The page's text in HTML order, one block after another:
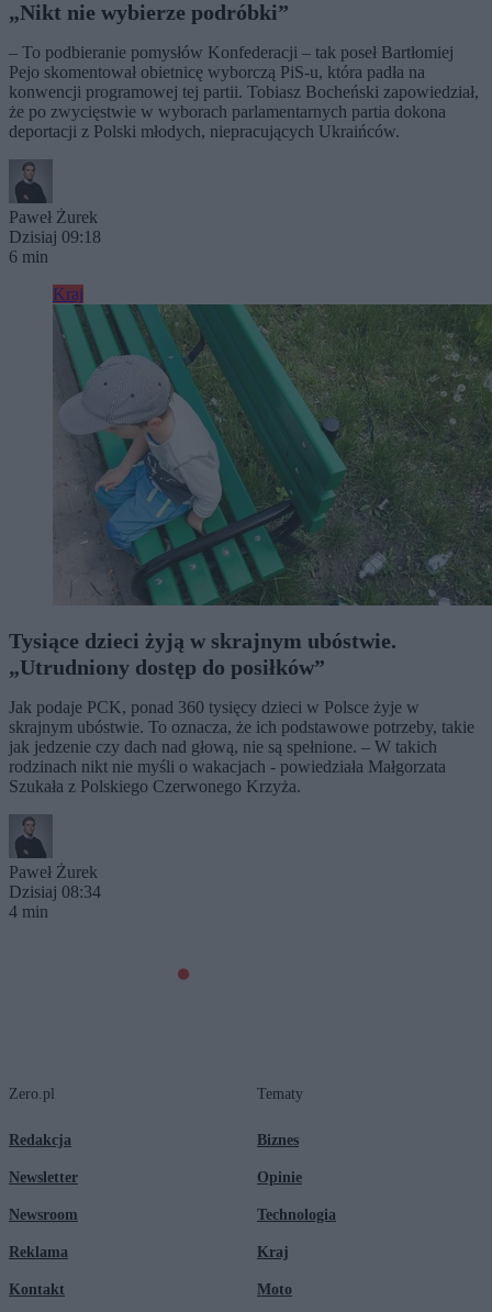
„Nikt nie wybierze podróbki”
– To podbieranie pomysłów Konfederacji – tak poseł Bartłomiej
Pejo skomentował obietnicę wyborczą PiS-u, która padła na
konwencji programowej tej partii. Tobiasz Bocheński zapowiedział,
że po zwycięstwie w wyborach parlamentarnych partia dokona
deportacji z Polski młodych, niepracujących Ukraińców.
Paweł Żurek
Dzisiaj 09:18
6 min
Kraj
Tysiące dzieci żyją w skrajnym ubóstwie.
„Utrudniony dostęp do posiłków”
Jak podaje PCK, ponad 360 tysięcy dzieci w Polsce żyje w
skrajnym ubóstwie. To oznacza, że ich podstawowe potrzeby, takie
jak jedzenie czy dach nad głową, nie są spełnione. – W takich
rodzinach nikt nie myśli o wakacjach - powiedziała Małgorzata
Szukała z Polskiego Czerwonego Krzyża.
Paweł Żurek
Dzisiaj 08:34
4 min
Zero.pl
Redakcja
Newsletter
Newsroom
Reklama
Kontakt
Tematy
Biznes
Opinie
Technologia
Kraj
Moto